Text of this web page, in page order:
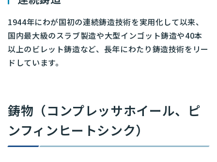
1944年にわが国初の連続鋳造技術を実用化して以来、
国内最大級のスラブ製造や大型インゴット鋳造や40本
以上のビレット鋳造など、長年にわたり鋳造技術をリー
ドしています。
鋳物（コンプレッサホイール、ピ
ンフィンヒートシンク）